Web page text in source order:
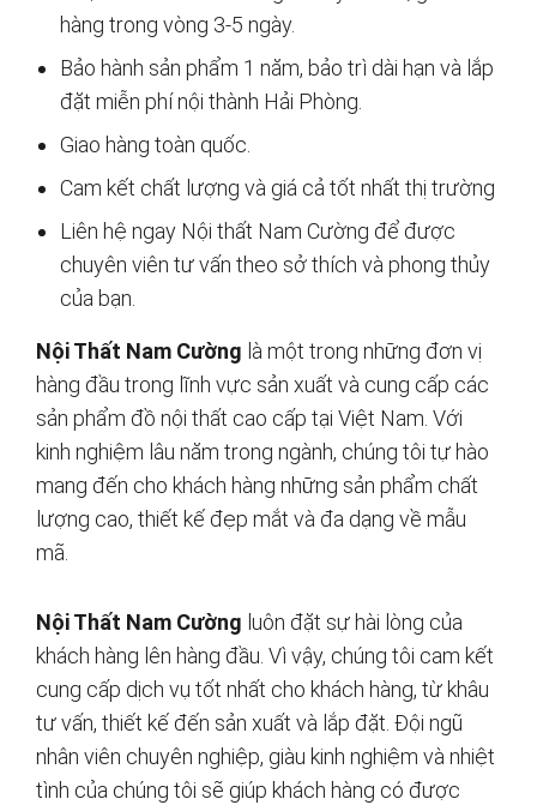
hàng trong vòng 3-5 ngày.
Bảo hành sản phẩm 1 năm, bảo trì dài hạn và lắp
đặt miễn phí nội thành Hải Phòng.
Giao hàng toàn quốc.
Cam kết chất lượng và giá cả tốt nhất thị trường
Liên hệ ngay Nội thất Nam Cường để được
chuyên viên tư vấn theo sở thích và phong thủy
của bạn.
Nội Thất Nam Cường là một trong những đơn vị
hàng đầu trong lĩnh vực sản xuất và cung cấp các
sản phẩm đồ nội thất cao cấp tại Việt Nam. Với
kinh nghiệm lâu năm trong ngành, chúng tôi tự hào
mang đến cho khách hàng những sản phẩm chất
lượng cao, thiết kế đẹp mắt và đa dạng về mẫu
mã.
Nội Thất Nam Cường luôn đặt sự hài lòng của
khách hàng lên hàng đầu. Vì vậy, chúng tôi cam kết
cung cấp dịch vụ tốt nhất cho khách hàng, từ khâu
tư vấn, thiết kế đến sản xuất và lắp đặt. Đội ngũ
nhân viên chuyên nghiệp, giàu kinh nghiệm và nhiệt
tình của chúng tôi sẽ giúp khách hàng có được